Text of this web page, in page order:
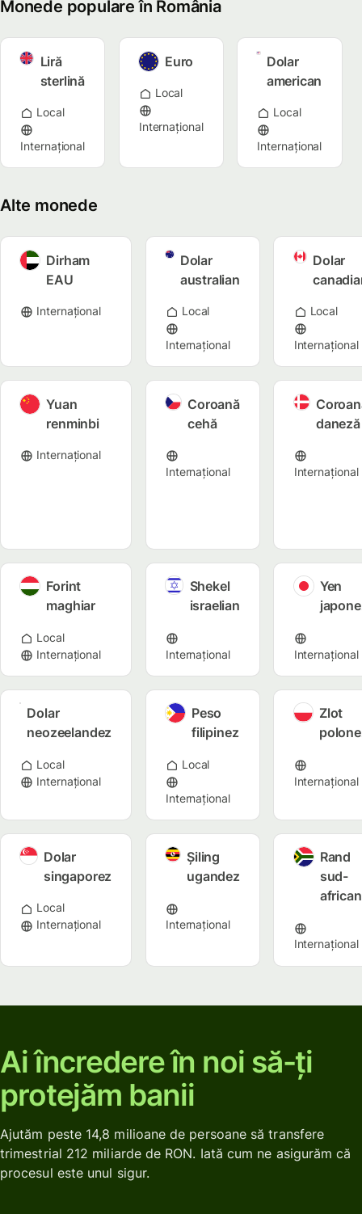
Monede populare în România
Liră
sterlină
Local
Internațional
Euro
Local
Internațional
Dolar
american
Local
Internațional
Alte monede
Dirham
EAU
Internațional
Dolar
australian
Local
Internațional
Dolar
Local
Internațional
Yuan
renminbi
Internațional
Coroană
cehă
Internațional
daneză
Internațional
Forint
maghiar
Local
Internațional
Shekel
israelian
Internațional
Yen
Internațional
Dolar
neozeelandez
Local
Internațional
Peso
filipinez
Local
Internațional
Zlot
Internațional
Dolar
singaporez
Local
Internațional
Șiling
ugandez
Internațional
Rand
sud-
african
Internațional
Ai încredere în noi să-ți
protejăm banii
Ajutăm peste 14,8 milioane de persoane să transfere
trimestrial 212 miliarde de RON. Iată cum ne asigurăm că
procesul este unul sigur.